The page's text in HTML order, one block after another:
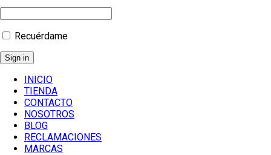
Recuérdame
INICIO
TIENDA
CONTACTO
NOSOTROS
BLOG
RECLAMACIONES
MARCAS